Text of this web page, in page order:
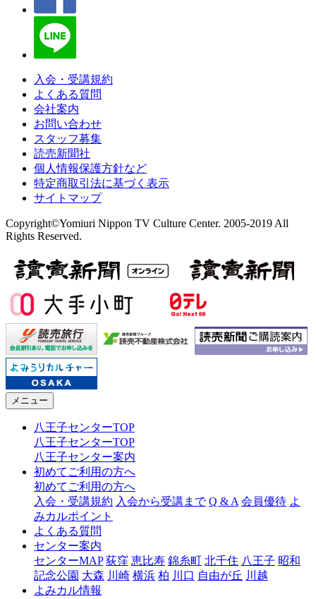
入会・受講規約
よくある質問
会社案内
お問い合わせ
スタッフ募集
読売新聞社
個人情報保護方針など
特定商取引法に基づく表示
サイトマップ
Copyright©Yomiuri Nippon TV Culture Center. 2005-2019 All
Rights Reserved.
メニュー
八王子センターTOP
八王子センターTOP
八王子センター案内
初めてご利用の方へ
初めてご利用の方へ
入会・受講規約 入会から受講まで Q & A 会員優待 よ
みカルポイント
よくある質問
センター案内
センターMAP 荻窪 恵比寿 錦糸町 北千住 八王子 昭和
記念公園 大森 川崎 横浜 柏 川口 自由が丘 川越
よみカル情報